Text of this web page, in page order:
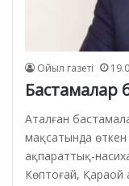
Ойыл газеті
Бастамалар
Аталған
мақсатында
ақпараттық-
Көптоғай, Қараой